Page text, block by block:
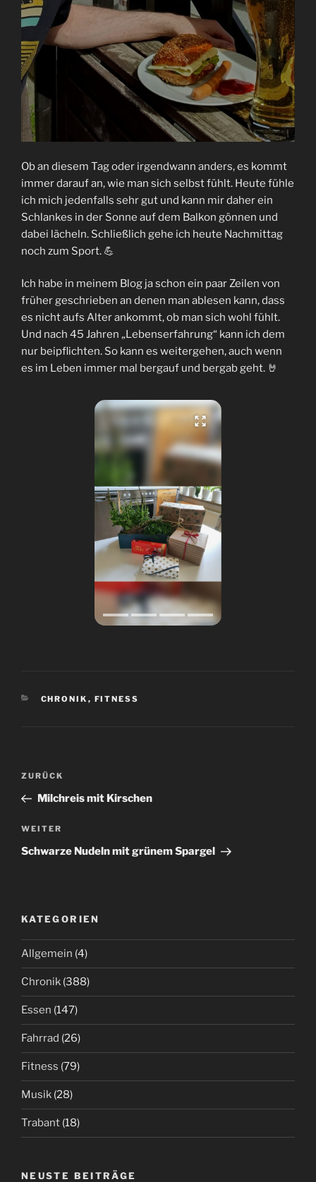
Ob an diesem Tag oder irgendwann anders, es kommt
immer darauf an, wie man sich selbst fühlt. Heute fühle
ich mich jedenfalls sehr gut und kann mir daher ein
Schlankes in der Sonne auf dem Balkon gönnen und
dabei lächeln. Schließlich gehe ich heute Nachmittag
noch zum Sport. 💪
Ich habe in meinem Blog ja schon ein paar Zeilen von
früher geschrieben an denen man ablesen kann, dass
es nicht aufs Alter ankommt, ob man sich wohl fühlt.
Und nach 45 Jahren „Lebenserfahrung“ kann ich dem
nur beipflichten. So kann es weitergehen, auch wenn
es im Leben immer mal bergauf und bergab geht. 🤘
KATEGORIEN
CHRONIK , FITNESS
Beitrags-
Vorheriger
Beitrag
ZURÜCK
Milchreis mit Kirschen
Nächster
Beitrag
WEITER
Schwarze Nudeln mit grünem Spargel
KATEGORIEN
Allgemein (4)
Chronik (388)
Essen (147)
Fahrrad (26)
Fitness (79)
Musik (28)
Trabant (18)
NEUSTE BEITRÄGE